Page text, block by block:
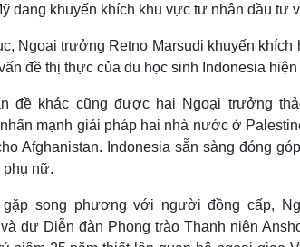
đang khuyến khích khu vực tư nhân đầu
Ngoại trưởng Retno Marsudi khuyến
đề thị thực của du học sinh Indonesia
đề khác cũng được hai Ngoại trưởng
nhấn mạnh giải pháp hai nhà nước ở
Afghanistan. Indonesia sẵn sàng đóng
phụ nữ.
gặp song phương với người đồng cấp,
và dự Diễn đàn Phong trào Thanh niên